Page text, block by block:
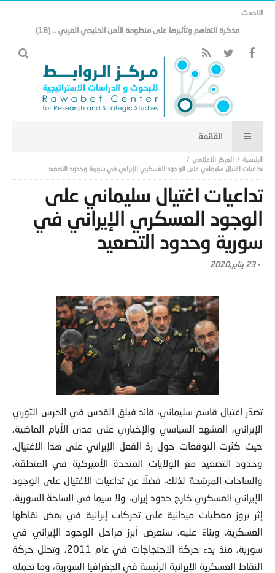
الاحدث
مذكرة التفاهم وتأثيرها على منظومة الأمن الخليجي العربي .. (18)
المركز الاعلامي
تداعيات اغتيال سليماني على الوجود العسكري الإيراني في سورية وحدود التصعيد
تداعيات اغتيال سليماني على
الوجود العسكري الإيراني في
سورية وحدود التصعيد
-23 يناير,2020
تصدّر اغتيال قاسم سليماني، قائد فيلق القدس في الحرس الثوري
الإيراني، المشهد السياسي والإخباري على مدى الأيام الماضية،
حيث كثرت التوقعات حول ردّ الفعل الإيراني على هذا الاغتيال،
وحدود التصعيد مع الولايات المتحدة الأميركية في المنطقة،
والساحات المرشحة لذلك، فضلًا عن تداعيات الاغتيال على الوجود
الإيراني العسكري خارج حدود إيران، ولا سيما في الساحة السورية،
إثر بروز معطيات ميدانية على تحركات إيرانية في بعض نقاطها
العسكرية. وبناءً عليه، سنعرض أبرز مراحل الوجود الإيراني في
سورية، منذ بدء حركة الاحتجاجات في عام 2011، وتحلل حركة
النقاط العسكرية الإيرانية الرئيسة في الجغرافيا السورية، وما تحمله